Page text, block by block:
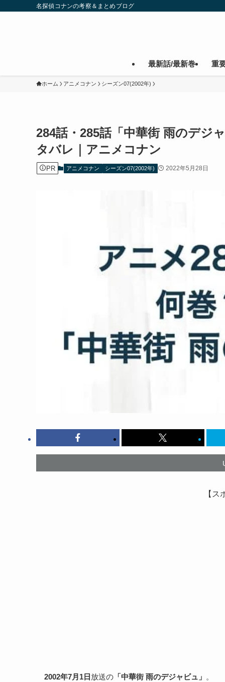
名探偵コナンの考察＆まとめブログ
最新話/最新巻 重
ホーム アニメコナン シーズン07(2002年)
284話・285話「中華街 雨のデジ
タバレ｜アニメコナン
PR アニメコナン シーズン07(2002年) 2022年5月28日
【ス
2002年7月1日 放送の 「中華街 雨のデジャビュ」 。